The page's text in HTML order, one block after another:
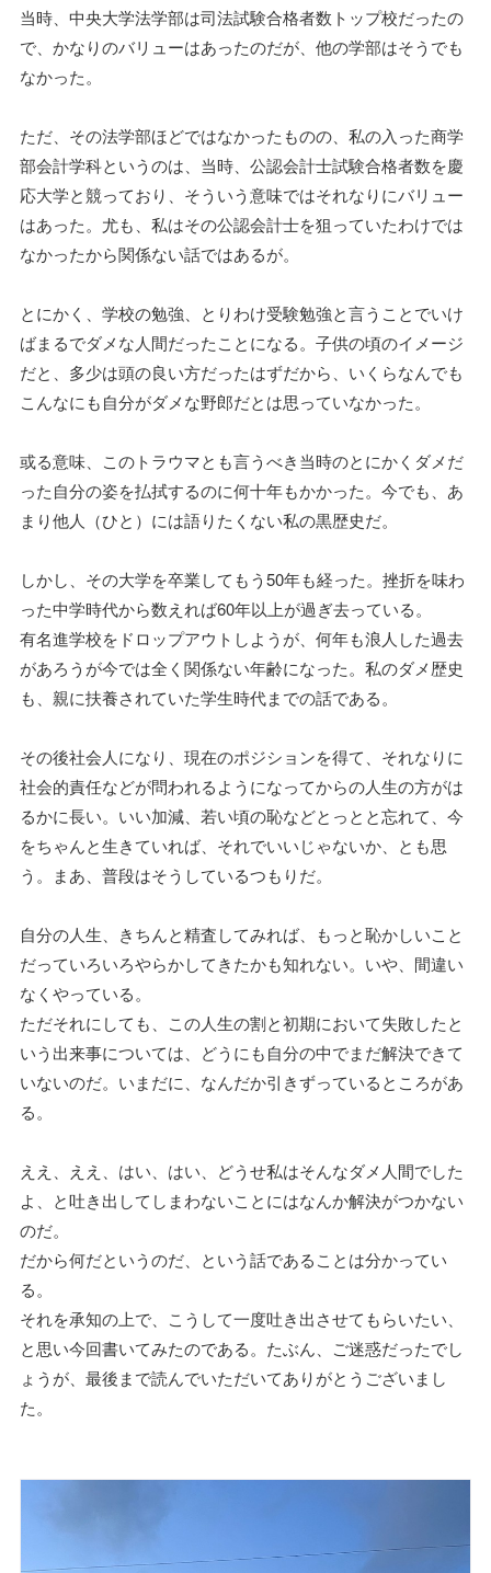
当時、中央大学法学部は司法試験合格者数トップ校だったの
で、かなりのバリューはあったのだが、他の学部はそうでも
なかった。
ただ、その法学部ほどではなかったものの、私の入った商学
部会計学科というのは、当時、公認会計士試験合格者数を慶
応大学と競っており、そういう意味ではそれなりにバリュー
はあった。尤も、私はその公認会計士を狙っていたわけでは
なかったから関係ない話ではあるが。
とにかく、学校の勉強、とりわけ受験勉強と言うことでいけ
ばまるでダメな人間だったことになる。子供の頃のイメージ
だと、多少は頭の良い方だったはずだから、いくらなんでも
こんなにも自分がダメな野郎だとは思っていなかった。
或る意味、このトラウマとも言うべき当時のとにかくダメだ
った自分の姿を払拭するのに何十年もかかった。今でも、あ
まり他人（ひと）には語りたくない私の黒歴史だ。
しかし、その大学を卒業してもう50年も経った。挫折を味わ
った中学時代から数えれば60年以上が過ぎ去っている。
有名進学校をドロップアウトしようが、何年も浪人した過去
があろうが今では全く関係ない年齢になった。私のダメ歴史
も、親に扶養されていた学生時代までの話である。
その後社会人になり、現在のポジションを得て、それなりに
社会的責任などが問われるようになってからの人生の方がは
るかに長い。いい加減、若い頃の恥などとっとと忘れて、今
をちゃんと生きていれば、それでいいじゃないか、とも思
う。まあ、普段はそうしているつもりだ。
自分の人生、きちんと精査してみれば、もっと恥かしいこと
だっていろいろやらかしてきたかも知れない。いや、間違い
なくやっている。
ただそれにしても、この人生の割と初期において失敗したと
いう出来事については、どうにも自分の中でまだ解決できて
いないのだ。いまだに、なんだか引きずっているところがあ
る。
ええ、ええ、はい、はい、どうせ私はそんなダメ人間でした
よ、と吐き出してしまわないことにはなんか解決がつかない
のだ。
だから何だというのだ、という話であることは分かってい
る。
それを承知の上で、こうして一度吐き出させてもらいたい、
と思い今回書いてみたのである。たぶん、ご迷惑だったでし
ょうが、最後まで読んでいただいてありがとうございまし
た。